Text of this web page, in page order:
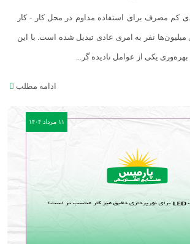
کم مصرف برای استفاده مداوم در محل کار - کار
میلیون‌ها نفر به امری عادی تبدیل شده است. با این
یکی از عوامل نادیده گر...
ادامه مطلب
۱۱ مرداد ۱۴۰۴